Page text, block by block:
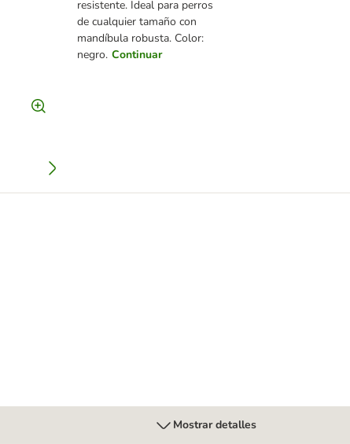
resistente. Ideal para perros
de cualquier tamaño con
mandíbula robusta. Color:
negro. Continuar
perros
Mostrar detalles